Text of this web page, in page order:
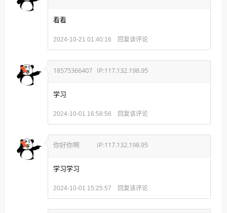
看看
2024-10-21 01:40:16 回复该评论
18575366407 IP:117.132.198.95
学习
2024-10-01 16:58:56 回复该评论
你好你啊 IP:117.132.198.95
学习学习
2024-10-01 15:25:57 回复该评论